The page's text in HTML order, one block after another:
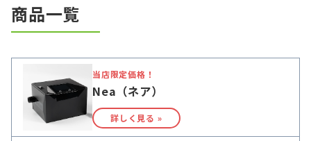
商品一覧
当店限定価格！
Nea（ネア）
詳しく見る »